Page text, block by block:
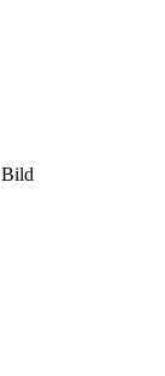
Bild